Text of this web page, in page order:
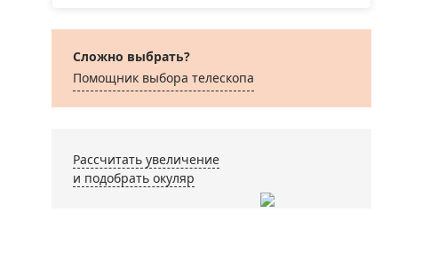
Сложно выбрать?
Помощник выбора телескопа
Рассчитать увеличение
и подобрать окуляр